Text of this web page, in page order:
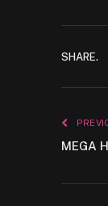
SHARE.
MEGA